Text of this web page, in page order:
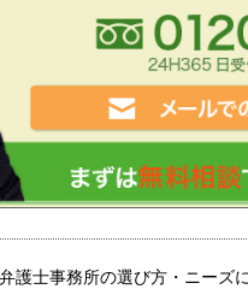
護士事務所の選び方・ニーズ